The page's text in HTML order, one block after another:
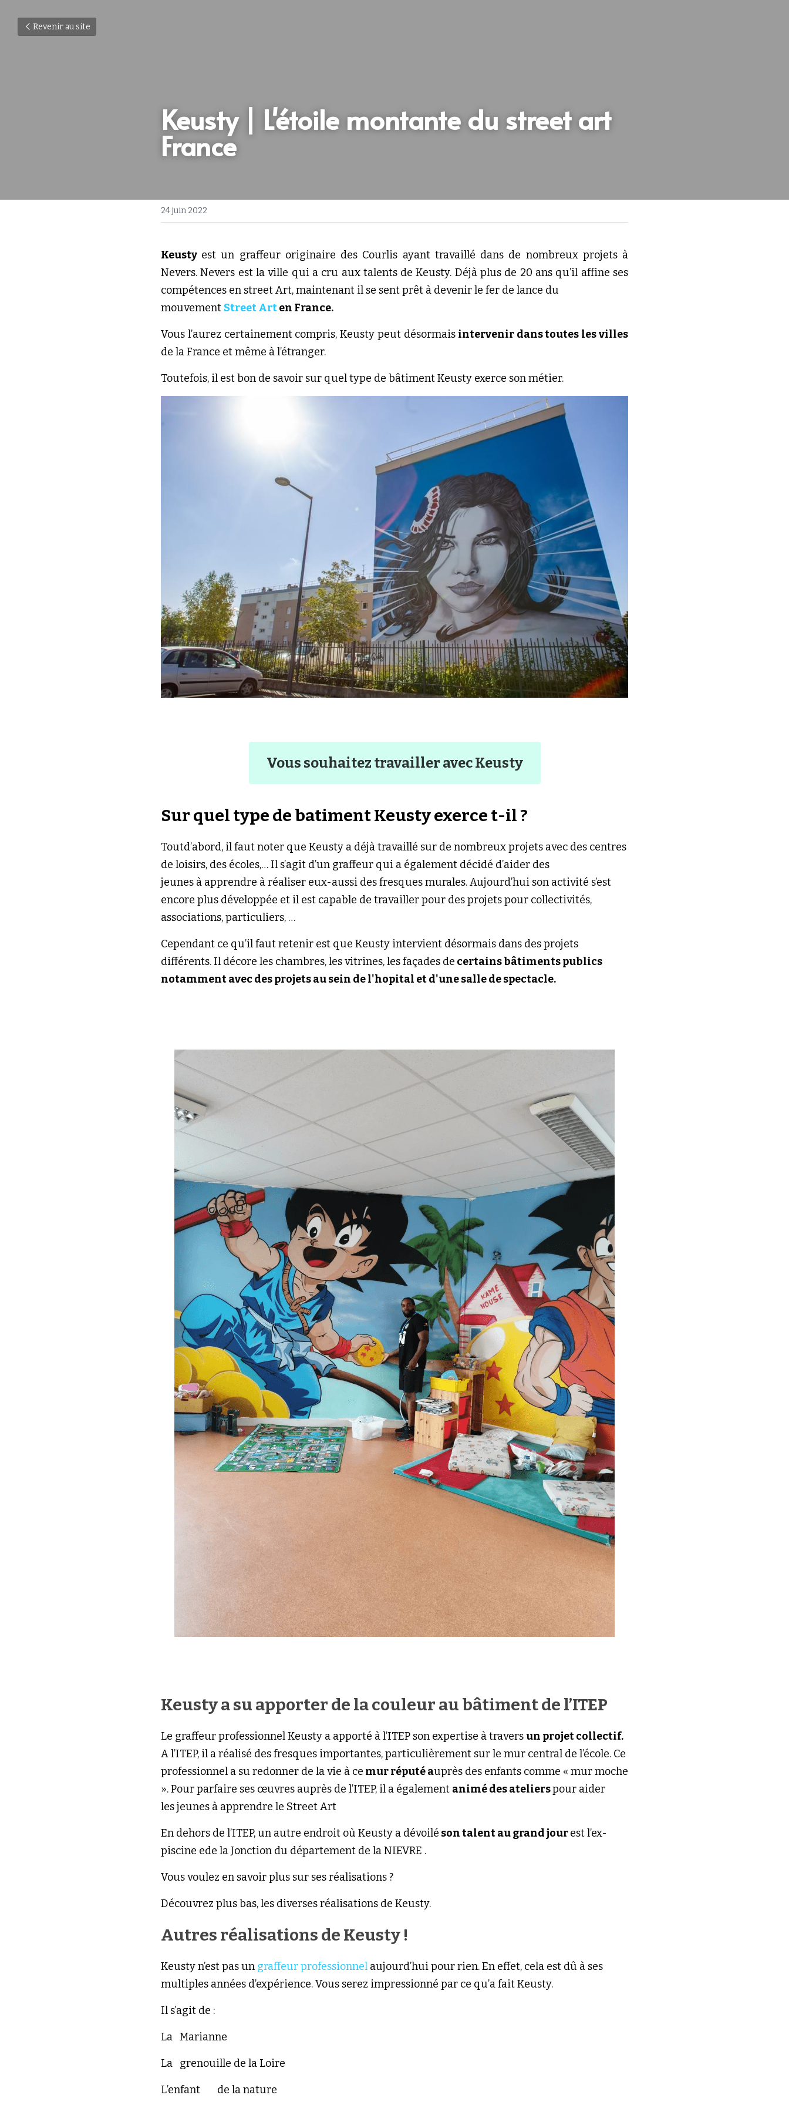
Revenir au site
Keusty | L'étoile montante du street art
France
24 juin 2022
Keusty est un graffeur originaire des Courlis ayant travaillé dans de nombreux projets à
compétences en street Art, maintenant il se sent prêt à devenir le fer de lance du
mouvement Street Art en France.
Vous l’aurez certainement compris, Keusty peut désormais intervenir dans toutes les villes
de la France et même à l’étranger.
Toutefois, il est bon de savoir sur quel type de bâtiment Keusty exerce son métier.
Vous souhaitez travailler avec Keusty
Sur quel type de batiment Keusty exerce t-il ?
Toutd’abord, il faut noter que Keusty a déjà travaillé sur de nombreux projets avec des centres
de loisirs, des écoles,… Il s’agit d’un graffeur qui a également décidé d’aider des
jeunes à apprendre à réaliser eux-aussi des fresques murales. Aujourd’hui son activité s’est
encore plus développée et il est capable de travailler pour des projets pour collectivités,
associations, particuliers, …
Cependant ce qu’il faut retenir est que Keusty intervient désormais dans des projets
différents. Il décore les chambres, les vitrines, les façades de certains bâtiments publics
notamment avec des projets au sein de l'hopital et d'une salle de spectacle.
Keusty a su apporter de la couleur au bâtiment de l’ITEP
Le graffeur professionnel Keusty a apporté à l’ITEP son expertise à travers un projet collectif.
A l’ITEP, il a réalisé des fresques importantes, particulièrement sur le mur central de l’école. Ce
professionnel a su redonner de la vie à ce mur réputé auprès des enfants comme « mur moche
». Pour parfaire ses œuvres auprès de l’ITEP, il a également animé des ateliers pour aider
les jeunes à apprendre le Street Art
En dehors de l’ITEP, un autre endroit où Keusty a dévoilé son talent au grand jour est l’ex-
piscine ede la Jonction du département de la NIEVRE .
Vous voulez en savoir plus sur ses réalisations ?
Découvrez plus bas, les diverses réalisations de Keusty.
Autres réalisations de Keusty !
Keusty n’est pas un graffeur professionnel aujourd’hui pour rien. En effet, cela est dû à ses
multiples années d’expérience. Vous serez impressionné par ce qu’a fait Keusty.
Il s’agit de :
La	Marianne
La	grenouille de la Loire
L’enfant	de la nature